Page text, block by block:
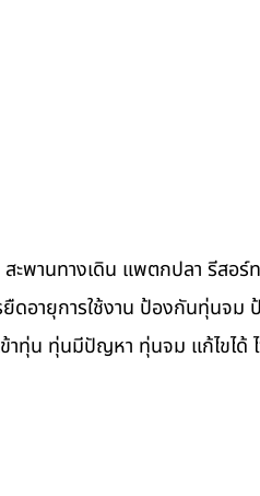
ะพานทางเดิน แพตกปลา รีสอร์ท
ดอายุการใช้งาน ป้องกันทุ่นจม
ทุ่น ทุ่นมีปัญหา ทุ่นจม แก้ไขได้ ไว้